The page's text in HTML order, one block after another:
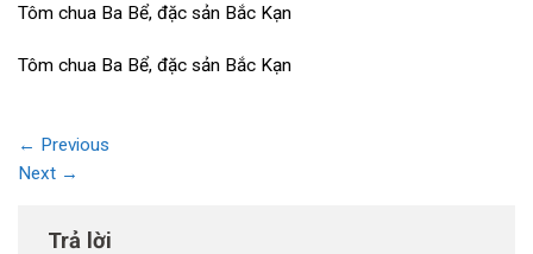
Tôm chua Ba Bể, đặc sản Bắc Kạn
Tôm chua Ba Bể, đặc sản Bắc Kạn
← Previous
Next →
Trả lời